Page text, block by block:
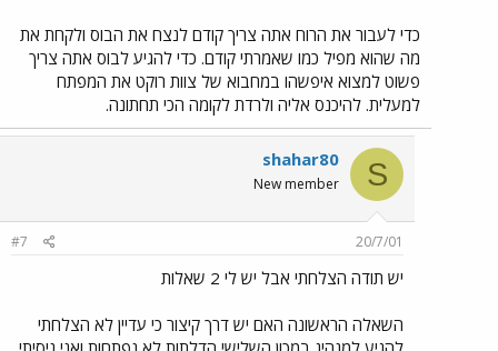
כדי לעבור את הרוח אתה צריך קודם לנצח את הבוס ולקחת את
מה שהוא מפיל כמו שאמרתי קודם. כדי להגיע לבוס אתה צריך
פשוט למצוא איפשהו במחבוא של צוות רוקט את המפתח
למעלית. להיכנס אליה ולרדת לקומה הכי תחתונה.
S
shahar80
New member
20/7/01
#7
יש תודה הצלחתי אבל יש לי 2 שאלות
השאלה הראשונה האם יש דרך קיצור כי עדיין לא הצלחתי